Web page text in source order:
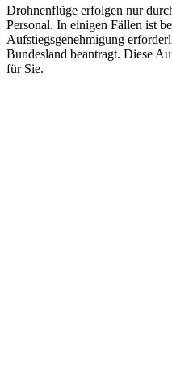
Drohnenflüge erfolgen nur
Personal. In einigen Fällen ist
Aufstiegsgenehmigung
Bundesland beantragt. Diese
für Sie.